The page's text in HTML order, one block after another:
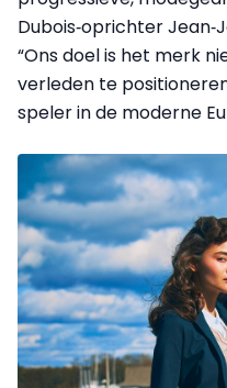
Dubois‑oprichter
“Ons doel is het merk
verleden te
speler in de moderne